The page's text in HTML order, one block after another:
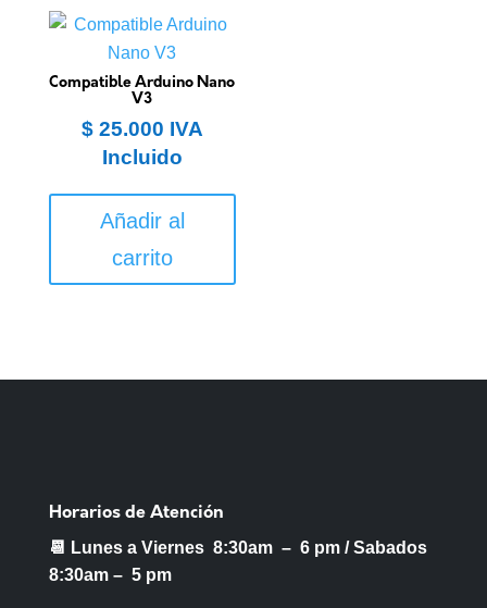
Compatible Arduino Nano
V3
$25.000 IVA
Incluido
Añadir al
carrito
Horarios de Atención
📆 Lunes a Viernes 8:30am – 6 pm /Sabados
8:30am – 5 pm